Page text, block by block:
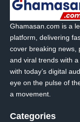
Ghamasan.com is a
platform, delivering
cover breaking news,
and viral trends with
with today’s digital
eye on the pulse of
a movement.
Categories